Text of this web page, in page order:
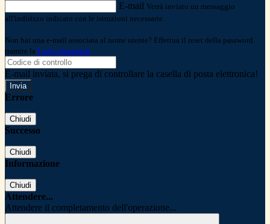
E-mail Verrà inviato un messaggio
all'indirizzo indicato con le istruzioni necessarie.
Non hai una e-mail associata al nome utente? Effettua il reset della password
tramite la Login Spaggiari
E-mail inviata, si prega di controllare la casella di posta elettronica!
Errore
Chiudi
Successo
Chiudi
Informazione
Chiudi
Attendere...
Attendere il completamento dell'operazione...